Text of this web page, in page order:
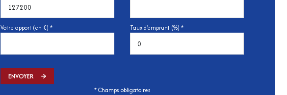
Votre apport (en €) * Taux d'emprunt (%) *
ENVOYER
* Champs obligatoires